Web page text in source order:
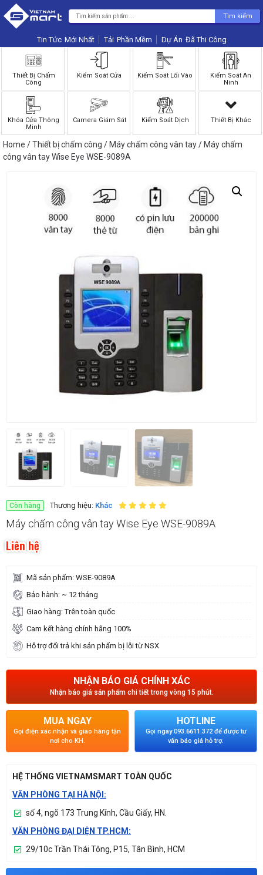
Tìm kiếm
Tin Tức Phần Mềm Dự Án
Thiết Bị Chấm
Công
Kiểm Soát Cửa Kiểm Soát Lối Vào
Kiểm Soát An
Ninh
Khóa Cửa Thông
Minh
Camera Giám Sát Kiểm Soát Dịch Thiết Bị Khác
Home /Thiết bị chấm công /Máy chấm công vân tay/ Máy chấm
công vân tay Wise Eye WSE-9089A
Còn hàng Thương hiệu: Khác
Máy chấm công vân tay Wise Eye WSE-9089A
Liên hệ
Mã sản phẩm: WSE-9089A
Bảo hành: ~ 12 tháng
Giao hàng: Trên toàn quốc
Cam kết hàng chính hãng 100%
Hỗ trợ đổi trả khi sản phẩm bị lỗi từ NSX
NHẬN BÁO GIÁ CHÍNH XÁC
Nhận báo giá sản phẩm chi tiết trong vòng 15 phút.
MUA NGAY
Gọi điện xác nhận và giao hàng tận
nơi cho KH.
HOTLINE
Gọi ngay 093.6611.372 để được tư
vấn báo giá hỗ trợ.
HỆ THỐNG VIETNAMSMART TOÀN QUỐC
VĂN PHÒNG TẠI HÀ NỘI:
số 4, ngõ 173 Trung Kính, Cầu Giấy, HN.
VĂN PHÒNG ĐẠI DIỆN TP.HCM:
29/10c Trần Thái Tông, P15, Tân Bình, HCM